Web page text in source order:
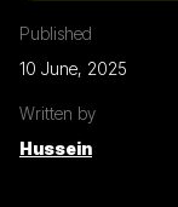
Published
10 June, 2025
Written by
Hussein